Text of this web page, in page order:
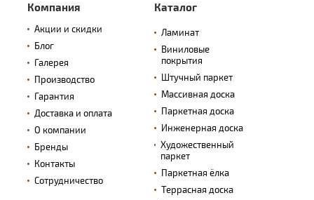
Компания
Акции и скидки
Блог
Галерея
Производство
Гарантия
Доставка и оплата
О компании
Бренды
Контакты
Сотрудничество
Каталог
Ламинат
Виниловые
покрытия
Штучный паркет
Массивная доска
Паркетная доска
Инженерная доска
Художественный
паркет
Паркетная ёлка
Террасная доска